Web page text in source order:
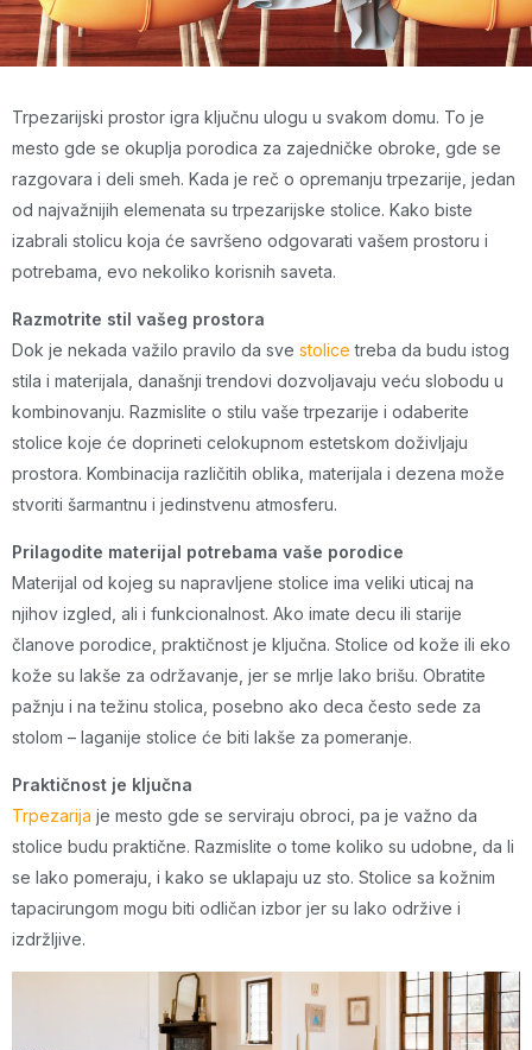
Trpezarijski prostor igra ključnu ulogu u svakom domu. To je
mesto gde se okuplja porodica za zajedničke obroke, gde se
razgovara i deli smeh. Kada je reč o opremanju trpezarije, jedan
od najvažnijih elemenata su trpezarijske stolice. Kako biste
izabrali stolicu koja će savršeno odgovarati vašem prostoru i
potrebama, evo nekoliko korisnih saveta.
Razmotrite stil vašeg prostora
Dok je nekada važilo pravilo da sve stolice treba da budu istog
stila i materijala, današnji trendovi dozvoljavaju veću slobodu u
kombinovanju. Razmislite o stilu vaše trpezarije i odaberite
stolice koje će doprineti celokupnom estetskom doživljaju
prostora. Kombinacija različitih oblika, materijala i dezena može
stvoriti šarmantnu i jedinstvenu atmosferu.
Prilagodite materijal potrebama vaše porodice
Materijal od kojeg su napravljene stolice ima veliki uticaj na
njihov izgled, ali i funkcionalnost. Ako imate decu ili starije
članove porodice, praktičnost je ključna. Stolice od kože ili eko
kože su lakše za održavanje, jer se mrlje lako brišu. Obratite
pažnju i na težinu stolica, posebno ako deca često sede za
stolom – laganije stolice će biti lakše za pomeranje.
Praktičnost je ključna
Trpezarija je mesto gde se serviraju obroci, pa je važno da
stolice budu praktične. Razmislite o tome koliko su udobne, da li
se lako pomeraju, i kako se uklapaju uz sto. Stolice sa kožnim
tapacirungom mogu biti odličan izbor jer su lako održive i
izdržljive.